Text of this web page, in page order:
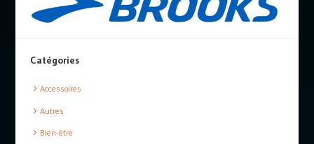
Catégories
Accessoires
Autres
Bien-être